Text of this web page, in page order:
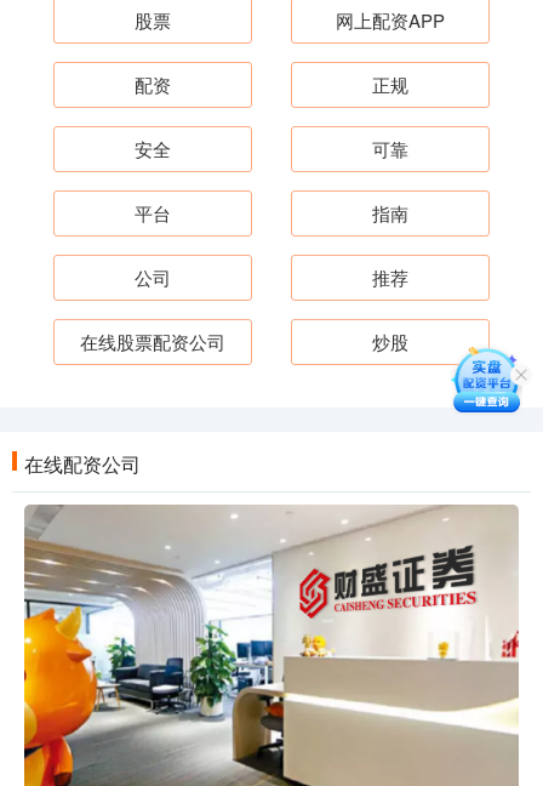
股票 网上配资APP
配资 正规
安全 可靠
平台 指南
公司 推荐
在线股票配资公司 炒股
在线配资公司